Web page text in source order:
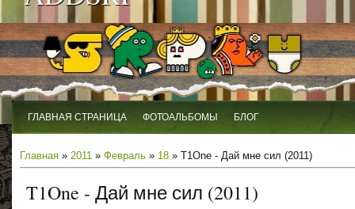
ГЛАВНАЯ СТРАНИЦА ФОТОАЛЬБОМЫ БЛОГ
Главная » 2011 » Февраль » 18 » T1One - Дай мне сил (2011)
T1One - Дай мне сил (2011)